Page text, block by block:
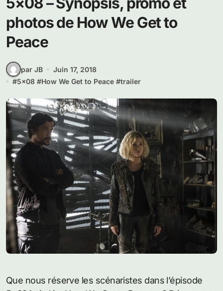
photos de How We Get to
Peace
par JB
Juin 17, 2018
#5x08 #How We Get to Peace #trailer
Que nous réserve les scénaristes dans l’épisode